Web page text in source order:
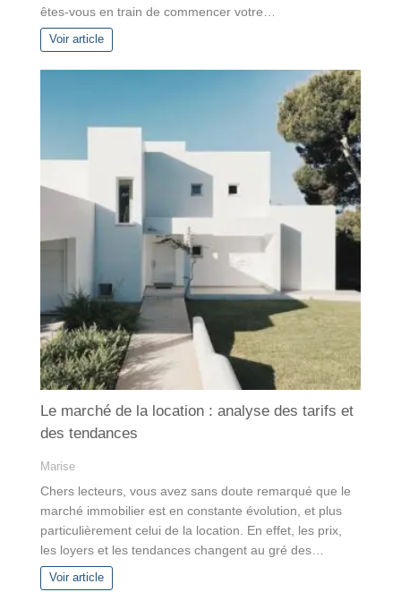
êtes-vous en train de commencer votre…
Voir article
Le marché de la location : analyse des tarifs et
des tendances
Marise
Chers lecteurs, vous avez sans doute remarqué que le
marché immobilier est en constante évolution, et plus
particulièrement celui de la location. En effet, les prix,
les loyers et les tendances changent au gré des…
Voir article